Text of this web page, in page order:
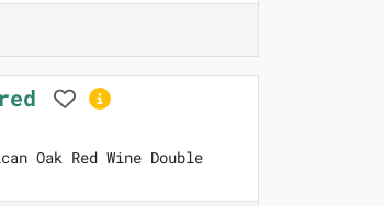
Oak Red Wine Double